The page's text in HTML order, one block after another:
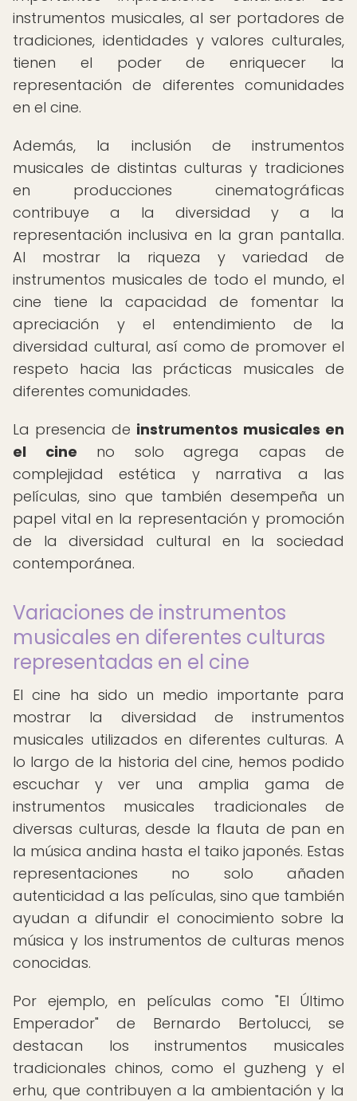
instrumentos musicales, al ser portadores de
tradiciones, identidades y valores culturales,
tienen el poder de enriquecer la
representación de diferentes comunidades
en el cine.
Además, la inclusión de instrumentos
musicales de distintas culturas y tradiciones
en producciones cinematográficas
contribuye a la diversidad y a la
representación inclusiva en la gran pantalla.
Al mostrar la riqueza y variedad de
instrumentos musicales de todo el mundo, el
cine tiene la capacidad de fomentar la
apreciación y el entendimiento de la
diversidad cultural, así como de promover el
respeto hacia las prácticas musicales de
diferentes comunidades.
La presencia de instrumentos musicales en
el cine no solo agrega capas de
complejidad estética y narrativa a las
películas, sino que también desempeña un
papel vital en la representación y promoción
de la diversidad cultural en la sociedad
contemporánea.
Variaciones de instrumentos
musicales en diferentes culturas
representadas en el cine
El cine ha sido un medio importante para
mostrar la diversidad de instrumentos
musicales utilizados en diferentes culturas. A
lo largo de la historia del cine, hemos podido
escuchar y ver una amplia gama de
instrumentos musicales tradicionales de
diversas culturas, desde la flauta de pan en
la música andina hasta el taiko japonés. Estas
representaciones no solo añaden
autenticidad a las películas, sino que también
ayudan a difundir el conocimiento sobre la
música y los instrumentos de culturas menos
conocidas.
Por ejemplo, en películas como "El Último
Emperador" de Bernardo Bertolucci, se
destacan los instrumentos musicales
tradicionales chinos, como el guzheng y el
erhu, que contribuyen a la ambientación y la